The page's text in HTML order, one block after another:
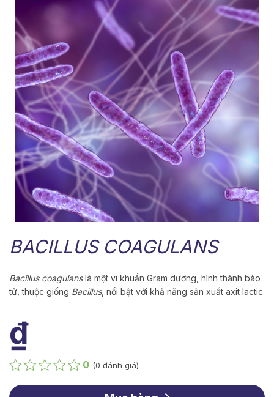
BACILLUS COAGULANS
Bacillus coagulanslà một vi khuẩn Gram dương, hình thành bào
tử, thuộc giống Bacillus, nổi bật với khả năng sản xuất axit lactic.
₫
0 (0 đánh giá)